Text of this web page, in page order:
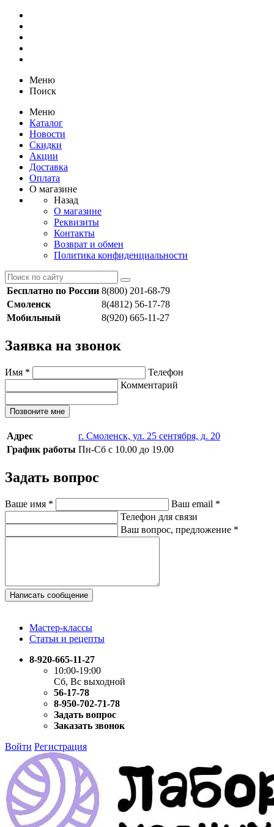
Меню
Поиск
Меню
Каталог
Новости
Скидки
Акции
Доставка
Оплата
О магазине
Назад
О магазине
Реквизиты
Контакты
Возврат и обмен
Политика конфиденциальности
Бесплатно по России 8(800) 201-68-79
Смоленск
8(4812) 56-17-78
Мобильный
8(920) 665-11-27
Заявка на звонок
Имя *
Телефон
Комментарий
Позвоните мне
Адрес
г. Смоленск, ул. 25 сентября, д. 20
График работы Пн-Сб с 10.00 до 19.00
Задать вопрос
Ваше имя * Ваш email *
Телефон для связи
Ваш вопрос, предложение *
Написать сообщение
Мастер-классы
Статьи и рецепты
8-920-665-11-27
10:00-19:00
Сб, Вс выходной
56-17-78
8-950-702-71-78
Задать вопрос
Заказать звонок
Войти Регистрация